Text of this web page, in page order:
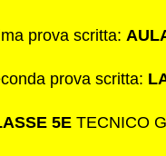
prova scritta:
prova scritta:
5ETECNICO